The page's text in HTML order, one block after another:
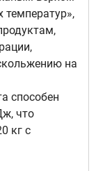
на
способен
что
кг с